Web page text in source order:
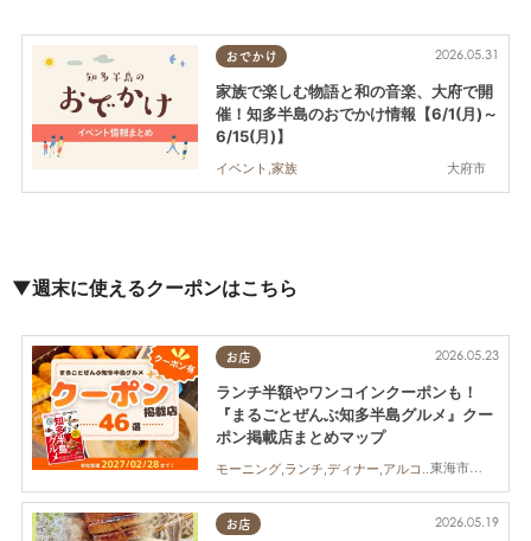
おでかけ
大府市
2026.05.31
家族で楽しむ物語と和の音楽、大府で開
催！知多半島のおでかけ情報【6/1(月)～
6/15(月)】
イベント,家族
▼週末に使えるクーポンはこちら
お店
東海市,大府市,知多市,東浦町,半田市,常滑市,武豊町,美浜町,南知多町
2026.05.23
ランチ半額やワンコインクーポンも！
『まるごとぜんぶ知多半島グルメ』クー
ポン掲載店まとめマップ
モーニング,ランチ,ディナー,アルコール,カフェ,スイーツ,専門店,まちネタ,クーポン,親子,夫婦,家族,カップル,おひとりさま,コスパ抜群
お店 2026.05.19